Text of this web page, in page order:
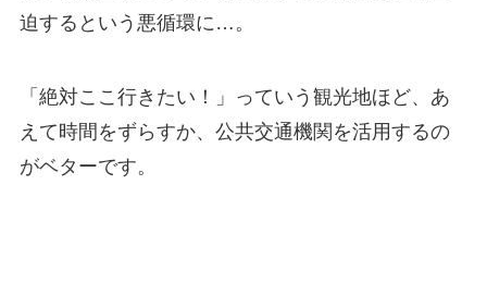
迫するという悪循環に…。
「絶対ここ行きたい！」っていう観光地ほど、あ
えて時間をずらすか、公共交通機関を活用するの
がベターです。